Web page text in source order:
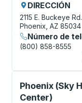
DIRECCIÓN
2115 E. Buckeye Rd.
Phoenix, AZ 85034
Número de
(800) 858-8555
Phoenix (Sky
Center)
Curbside Stop,